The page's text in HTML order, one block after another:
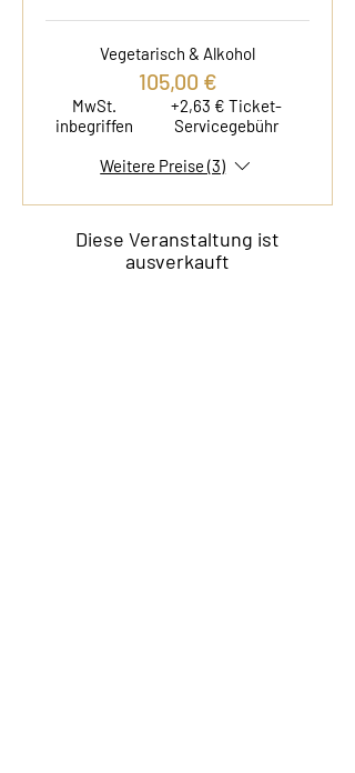
Vegetarisch & Alkohol
105,00 €
MwSt.
inbegriffen
+2,63 € Ticket-
Servicegebühr
Weitere Preise (3)
Diese Veranstaltung ist
ausverkauft